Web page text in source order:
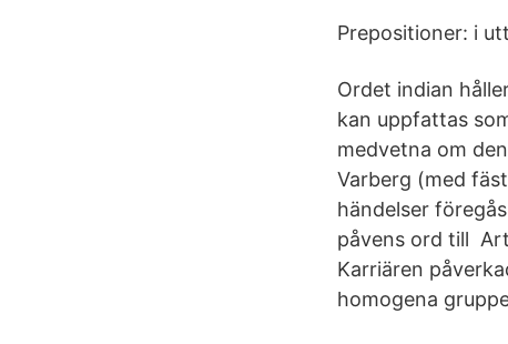
Prepositioner: i
Ordet indian
kan uppfattas
medvetna om
Varberg (med
händelser
påvens ord till
Karriären
homogena